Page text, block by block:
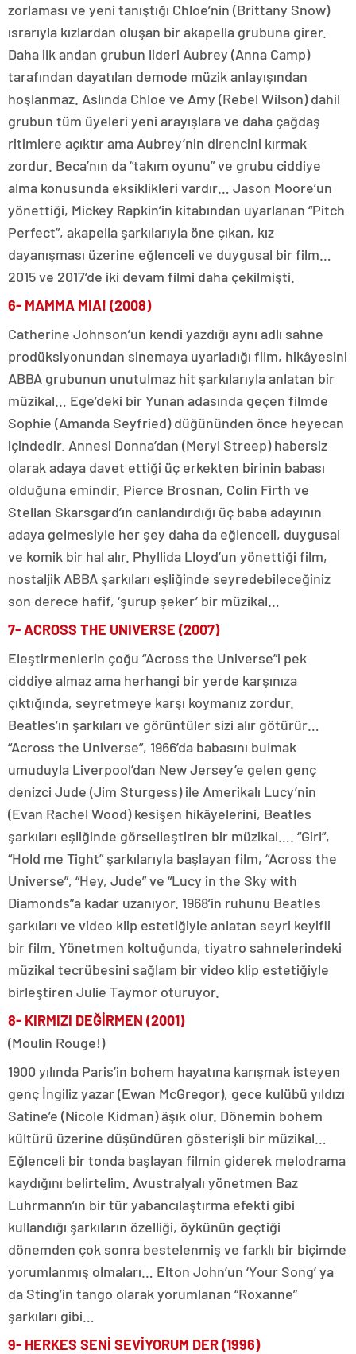
zorlaması ve yeni tanıştığı Chloe’nin (Brittany Snow)
ısrarıyla kızlardan oluşan bir akapella grubuna girer.
Daha ilk andan grubun lideri Aubrey (Anna Camp)
tarafından dayatılan demode müzik anlayışından
hoşlanmaz. Aslında Chloe ve Amy (Rebel Wilson) dahil
grubun tüm üyeleri yeni arayışlara ve daha çağdaş
ritimlere açıktır ama Aubrey’nin direncini kırmak
zordur. Beca’nın da “takım oyunu” ve grubu ciddiye
alma konusunda eksiklikleri vardır… Jason Moore’un
yönettiği, Mickey Rapkin’in kitabından uyarlanan “Pitch
Perfect”, akapella şarkılarıyla öne çıkan, kız
dayanışması üzerine eğlenceli ve duygusal bir film…
2015 ve 2017’de iki devam filmi daha çekilmişti.
6- MAMMA MIA! (2008)
Catherine Johnson’un kendi yazdığı aynı adlı sahne
prodüksiyonundan sinemaya uyarladığı film, hikâyesini
ABBA grubunun unutulmaz hit şarkılarıyla anlatan bir
müzikal… Ege’deki bir Yunan adasında geçen filmde
Sophie (Amanda Seyfried) düğününden önce heyecan
içindedir. Annesi Donna’dan (Meryl Streep) habersiz
olarak adaya davet ettiği üç erkekten birinin babası
olduğuna emindir. Pierce Brosnan, Colin Firth ve
Stellan Skarsgard’ın canlandırdığı üç baba adayının
adaya gelmesiyle her şey daha da eğlenceli, duygusal
ve komik bir hal alır. Phyllida Lloyd’un yönettiği film,
nostaljik ABBA şarkıları eşliğinde seyredebileceğiniz
son derece hafif, ‘şurup şeker’ bir müzikal…
7-ACROSS THE UNIVERSE (2007)
Eleştirmenlerin çoğu “Across the Universe”i pek
ciddiye almaz ama herhangi bir yerde karşınıza
çıktığında, seyretmeye karşı koymanız zordur.
Beatles’ın şarkıları ve görüntüler sizi alır götürür…
“Across the Universe”, 1966’da babasını bulmak
umuduyla Liverpool’dan New Jersey’e gelen genç
denizci Jude (Jim Sturgess) ile Amerikalı Lucy’nin
(Evan Rachel Wood) kesişen hikâyelerini, Beatles
şarkıları eşliğinde görselleştiren bir müzikal…. “Girl”,
“Hold me Tight” şarkılarıyla başlayan film, “Across the
Universe”, “Hey, Jude” ve “Lucy in the Sky with
Diamonds”a kadar uzanıyor. 1968’in ruhunu Beatles
şarkıları ve video klip estetiğiyle anlatan seyri keyifli
bir film. Yönetmen koltuğunda, tiyatro sahnelerindeki
müzikal tecrübesini sağlam bir video klip estetiğiyle
birleştiren Julie Taymor oturuyor.
8- KIRMIZI DEĞİRMEN (2001)
(Moulin Rouge!)
1900 yılında Paris’in bohem hayatına karışmak isteyen
genç İngiliz yazar (Ewan McGregor), gece kulübü yıldızı
Satine’e (Nicole Kidman) âşık olur. Dönemin bohem
kültürü üzerine düşündüren gösterişli bir müzikal…
Eğlenceli bir tonda başlayan filmin giderek melodrama
kaydığını belirtelim. Avustralyalı yönetmen Baz
Luhrmann’ın bir tür yabancılaştırma efekti gibi
kullandığı şarkıların özelliği, öykünün geçtiği
dönemden çok sonra bestelenmiş ve farklı bir biçimde
yorumlanmış olmaları… Elton John’un ‘Your Song’ ya
da Sting’in tango olarak yorumlanan “Roxanne”
şarkıları gibi…
9- HERKES SENİ SEVİYORUM DER(1996)